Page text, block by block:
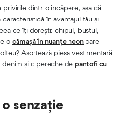
dintr-o încăpere, așa că
în avantajul tău și
ce îți dorești: chipul, bustul,
o cămașă în nuanțe neon care
Asortează piesa vestimentară
denim și o pereche de pantofi cu
senzație